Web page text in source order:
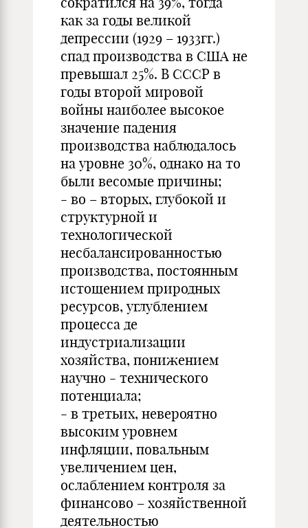
как за годы великой
депрессии (1929 – 1933гг.)
спад производства в США не
превышал 25%. В СССР в
годы второй мировой
войны наиболее высокое
значение падения
производства наблюдалось
на уровне 30%, однако на то
были весомые причины;
- во – вторых, глубокой и
структурной и
технологической
несбалансированностью
производства, постоянным
истощением природных
ресурсов, углублением
процесса де
индустриализации
хозяйства, понижением
научно - технического
потенциала;
- в третьих, невероятно
высоким уровнем
инфляции, повальным
увеличением цен,
ослаблением контроля за
финансово – хозяйственной
деятельностью